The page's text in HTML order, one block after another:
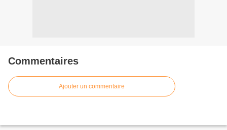
Commentaires
Ajouter un commentaire